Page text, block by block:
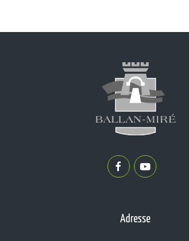
Lien
compte
Lien
chaîne
Adresse